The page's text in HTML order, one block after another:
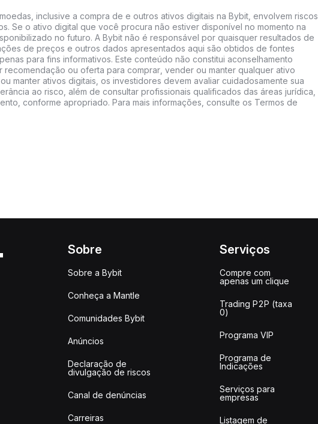
inclusive a compra de e outros ativos digitais na Bybit, envolvem riscos
Se o ativo digital que você procura não estiver disponível no momento na
no futuro. A Bybit não é responsável por quaisquer resultados de
de preços e outros dados apresentados aqui são obtidos de fontes
para fins informativos. Este conteúdo não constitui aconselhamento
recomendação ou oferta para comprar, vender ou manter qualquer ativo
manter ativos digitais, os investidores devem avaliar cuidadosamente sua
ao risco, além de consultar profissionais qualificados das áreas jurídica,
conforme apropriado. Para mais informações, consulte os Termos de
Sobre
Sobre a Bybit
Conheça a Mantle
Comunidades Bybit
Anúncios
Declaração de
divulgação de riscos
Canal de denúncias
Carreiras
Serviços
Compre com
apenas um clique
Trading P2P (taxa
0)
Programa VIP
Programa de
Indicações
Serviços para
empresas
Listagem de